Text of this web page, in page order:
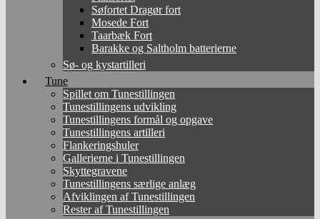
Søfortet Dragør fort
Mosede Fort
Taarbæk Fort
Barakke og Saltholm batterierne
Sø- og kystartilleri
Tune
Spillet om Tunestillingen
Tunestillingens udvikling
Tunestillingens formål og opgave
Tunestillingens artilleri
Flankeringshuler
Gallerierne i Tunestillingen
Skyttegravene
Tunestillingens særlige anlæg
Afviklingen af Tunestillingen
Rester af Tunestillingen